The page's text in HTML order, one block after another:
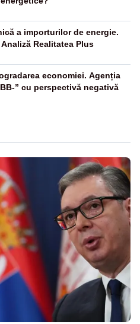
a importurilor de energie.
Realitatea Plus
economiei. Agenția
” cu perspectivă negativă